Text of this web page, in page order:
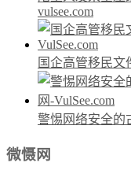
vulsee.com
国企高管移民文
警惕网络安全的
微慑网